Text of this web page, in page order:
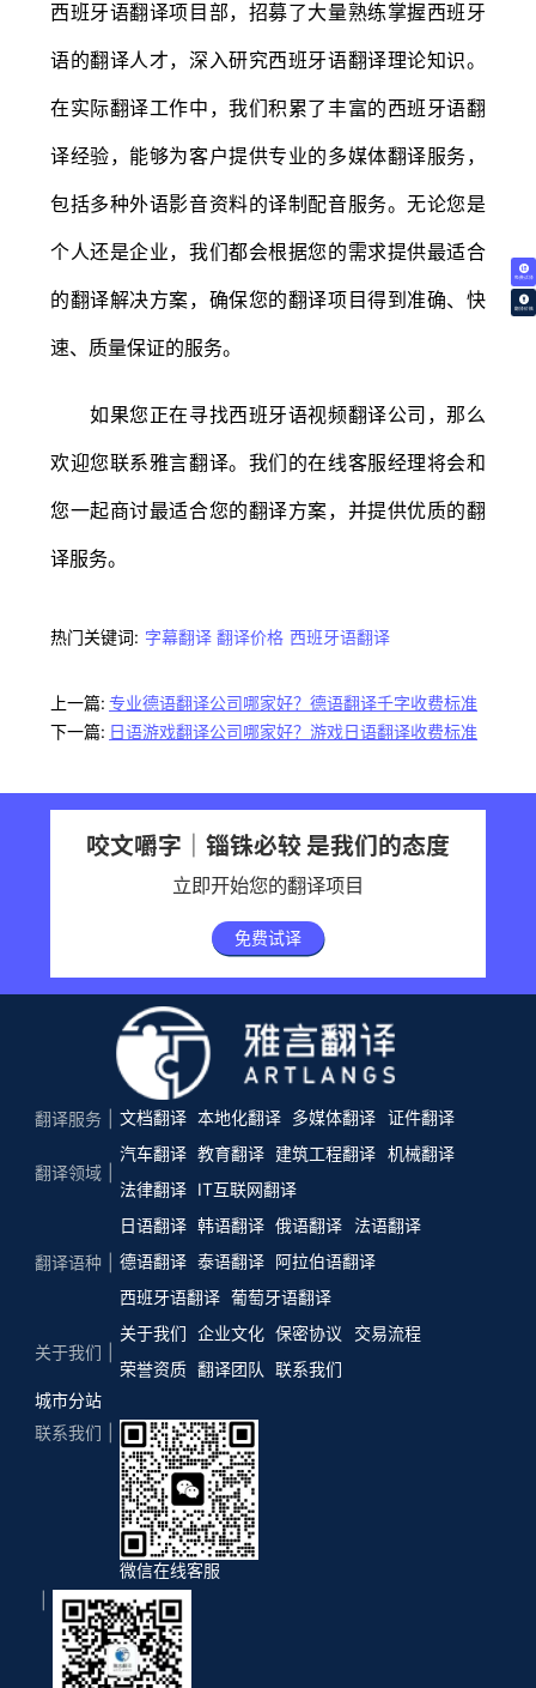
免费试译
翻译价格
西班牙语翻译项目部，招募了大量熟练掌握西班牙
语的翻译人才，深入研究西班牙语翻译理论知识。
在实际翻译工作中，我们积累了丰富的西班牙语翻
译经验，能够为客户提供专业的多媒体翻译服务，
包括多种外语影音资料的译制配音服务。无论您是
个人还是企业，我们都会根据您的需求提供最适合
的翻译解决方案，确保您的翻译项目得到准确、快
速、质量保证的服务。
如果您正在寻找西班牙语视频翻译公司，那么
欢迎您联系雅言翻译。我们的在线客服经理将会和
您一起商讨最适合您的翻译方案，并提供优质的翻
译服务。
热门关键词: 字幕翻译 翻译价格 西班牙语翻译
上一篇: 专业德语翻译公司哪家好？德语翻译千字收费标准
下一篇: 日语游戏翻译公司哪家好？游戏日语翻译收费标准
咬文嚼字｜锱铢必较 是我们的态度
立即开始您的翻译项目
免费试译
翻译服务 文档翻译 本地化翻译 多媒体翻译 证件翻译
翻译领域
汽车翻译 教育翻译 建筑工程翻译 机械翻译
法律翻译
IT互联网翻译
翻译语种
日语翻译 韩语翻译 俄语翻译
法语翻译
德语翻译 泰语翻译 阿拉伯语翻译
西班牙语翻译 葡萄牙语翻译
关于我们
关于我们 企业文化 保密协议
交易流程
荣誉资质 翻译团队
联系我们
城市分站
联系我们
微信在线客服